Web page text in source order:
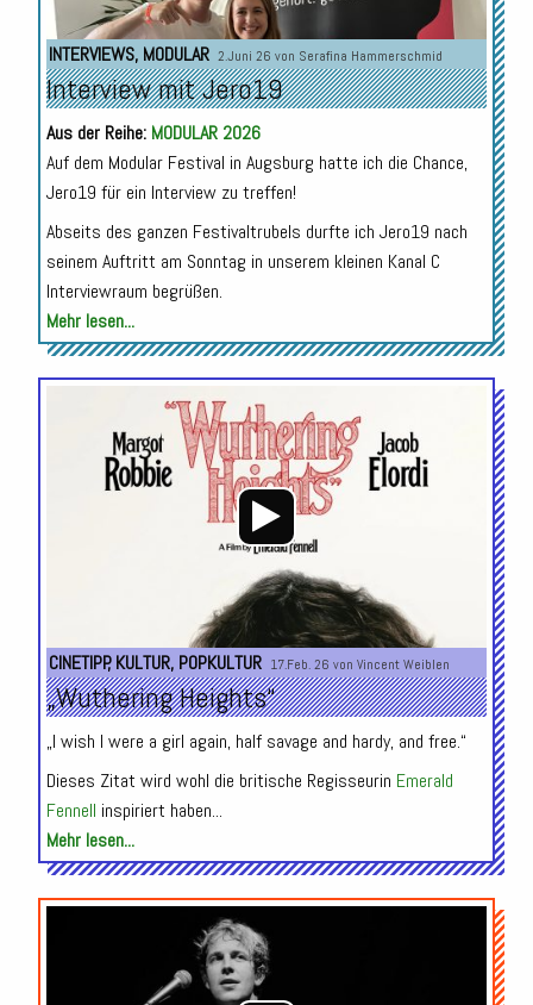
INTERVIEWS, MODULAR 2.Juni 26 von Serafina Hammerschmid
Interview mit Jero19
Aus der Reihe: MODULAR 2026
Auf dem Modular Festival in Augsburg hatte ich die Chance,
Jero19 für ein Interview zu treffen!
Abseits des ganzen Festivaltrubels durfte ich Jero19 nach
seinem Auftritt am Sonntag in unserem kleinen Kanal C
Interviewraum begrüßen.
Mehr lesen...
Audio-
Player
CINETIPP,KULTUR, POPKULTUR 17.Feb. 26 von Vincent Weiblen
„Wuthering Heights“
„I wish I were a girl again, half savage and hardy, and free.“
Dieses Zitat wird wohl die britische Regisseurin Emerald
Fennell inspiriert haben...
Mehr lesen...
Audio-
Player